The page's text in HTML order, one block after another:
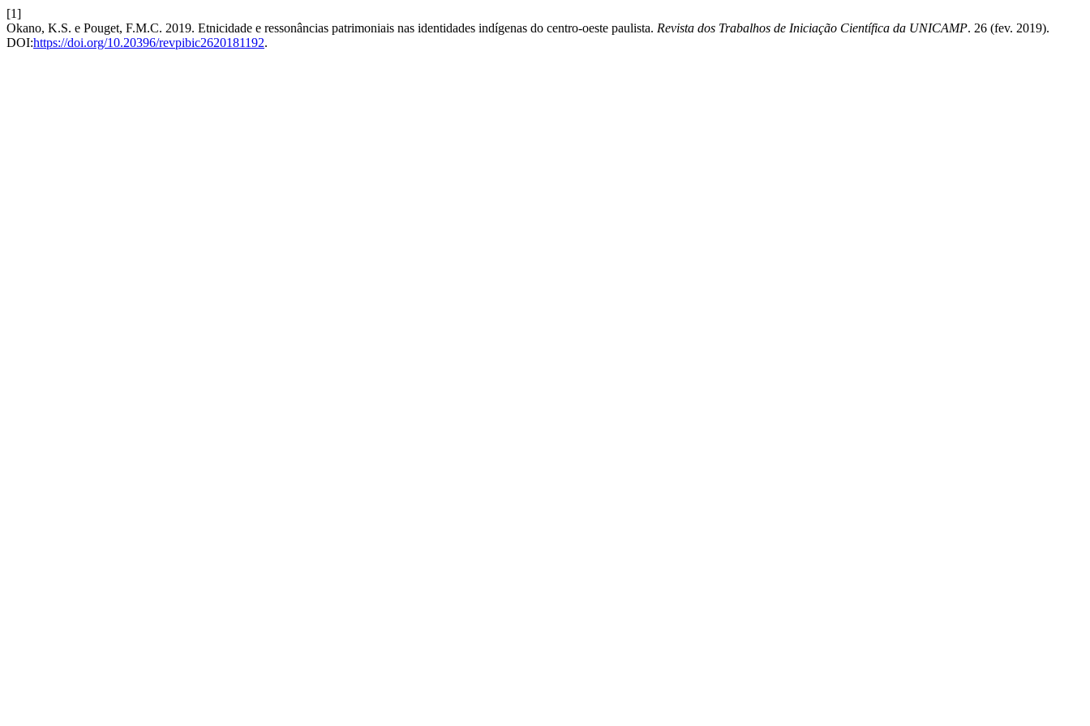
[1]
Okano, K.S. e Pouget, F.M.C. 2019. Etnicidade e ressonâncias patrimoniais nas identidades indígenas do centro-oeste paulista. Revista dos Trabalhos de Iniciação Científica da UNICAMP. 26 (fev. 2019).
DOI:https://doi.org/10.20396/revpibic2620181192.